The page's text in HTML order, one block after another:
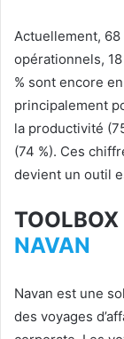
Actuellement, 68
opérationnels,
% sont encore
principalement
la productivité
(74 %). Ces
devient un outil
NAVAN
Navan est une
des voyages